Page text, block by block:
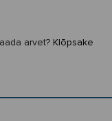
arvet? Klõpsake